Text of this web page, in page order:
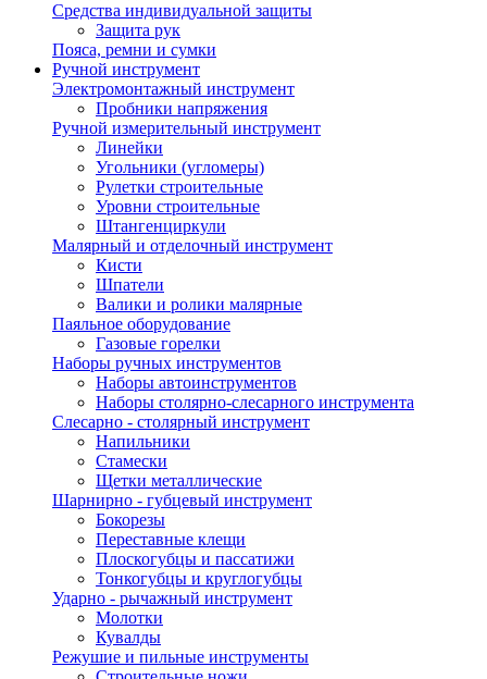
Средства индивидуальной защиты
Защита рук
Пояса, ремни и сумки
Ручной инструмент
Электромонтажный инструмент
Пробники напряжения
Ручной измерительный инструмент
Линейки
Угольники (угломеры)
Рулетки строительные
Уровни строительные
Штангенциркули
Малярный и отделочный инструмент
Кисти
Шпатели
Валики и ролики малярные
Паяльное оборудование
Газовые горелки
Наборы ручных инструментов
Наборы автоинструментов
Наборы столярно-слесарного инструмента
Слесарно - столярный инструмент
Напильники
Стамески
Щетки металлические
Шарнирно - губцевый инструмент
Бокорезы
Переставные клещи
Плоскогубцы и пассатижи
Тонкогубцы и круглогубцы
Ударно - рычажный инструмент
Молотки
Кувалды
Режушие и пильные инструменты